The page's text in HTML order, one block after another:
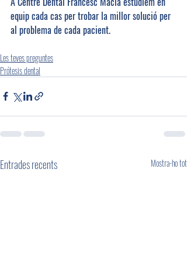
equip cada cas per trobar la millor solució per
al problema de cada pacient.
Les teves preguntes
Prótesis dental
Entrades recents Mostra-ho tot